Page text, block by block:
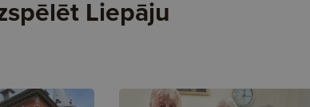
Liepāju